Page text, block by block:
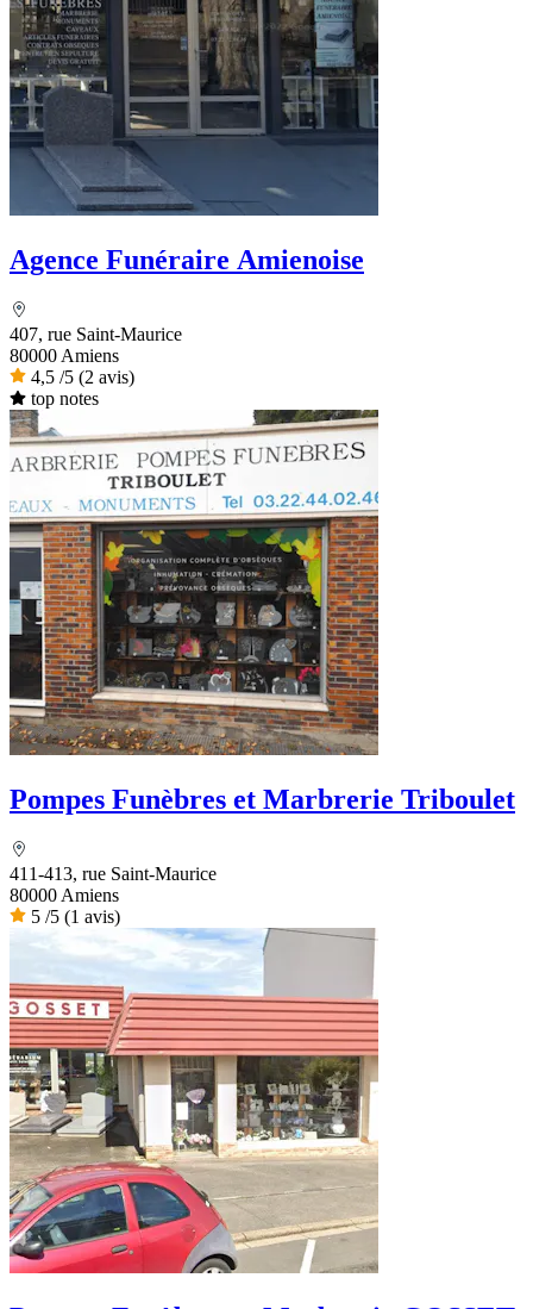
Agence Funéraire Amienoise
407, rue Saint-Maurice
80000 Amiens
4,5 /5 (2 avis)
top notes
Pompes Funèbres et Marbrerie Triboulet
411-413, rue Saint-Maurice
80000 Amiens
5 /5 (1 avis)